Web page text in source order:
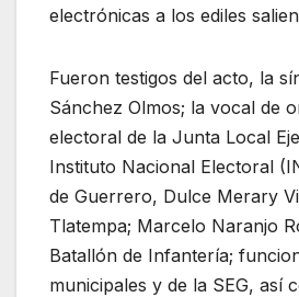
electrónicas a los ediles
Fueron testigos del acto, la
Sánchez Olmos; la vocal de
electoral de la Junta Local
Instituto Nacional Electoral
de Guerrero, Dulce Merary
Tlatempa; Marcelo Naranjo
Batallón de Infantería;
municipales y de la SEG, así